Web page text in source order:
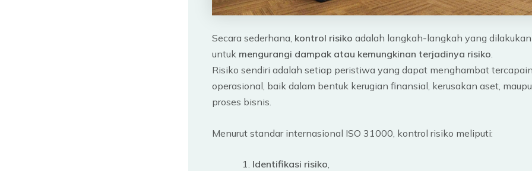
Secara sederhana, kontrol risiko adalah langkah-langkah yang
untuk mengurangi dampak atau kemungkinan terjadinya risiko.
Risiko sendiri adalah setiap peristiwa yang dapat menghambat
operasional, baik dalam bentuk kerugian finansial, kerusakan aset,
proses bisnis.
Menurut standar internasional ISO 31000, kontrol risiko meliputi:
Identifikasi risiko,